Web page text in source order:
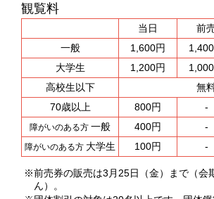
観覧料
当日 前
一般
1,600円
大学生
1,200円
高校生以下
無
70歳以上
800円 -
障がいのある方 一般 400円 -
障がいのある方 大学生 100円 -
※前売券の販売は3月25日（金）まで（会
ん）。